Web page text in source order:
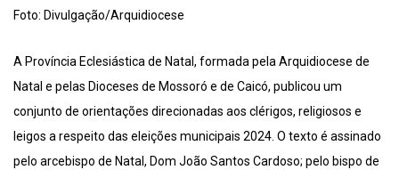
Foto: Divulgação/Arquidiocese
A Província Eclesiástica de Natal, formada pela Arquidiocese de
Natal e pelas Dioceses de Mossoró e de Caicó, publicou um
conjunto de orientações direcionadas aos clérigos, religiosos e
leigos a respeito das eleições municipais 2024. O texto é assinado
pelo arcebispo de Natal, Dom João Santos Cardoso; pelo bispo de